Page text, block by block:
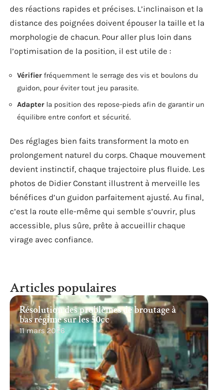
des réactions rapides et précises. L’inclinaison et la
distance des poignées doivent épouser la taille et la
morphologie de chacun. Pour aller plus loin dans
l’optimisation de la position, il est utile de :
Vérifier fréquemment le serrage des vis et boulons du
guidon, pour éviter tout jeu parasite.
Adapter la position des repose-pieds afin de garantir un
équilibre entre confort et sécurité.
Des réglages bien faits transforment la moto en
prolongement naturel du corps. Chaque mouvement
devient instinctif, chaque trajectoire plus fluide. Les
photos de Didier Constant illustrent à merveille les
bénéfices d’un guidon parfaitement ajusté. Au final,
c’est la route elle-même qui semble s’ouvrir, plus
accessible, plus sûre, prête à accueillir chaque
virage avec confiance.
Articles populaires
Résolution des problèmes de broutage à
bas régime sur les 50cc
11 mars 2026